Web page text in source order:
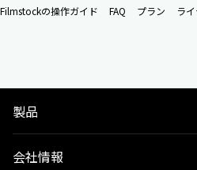
Filmstockの操作ガイド FAQ プラン ラ
製品
会社情報